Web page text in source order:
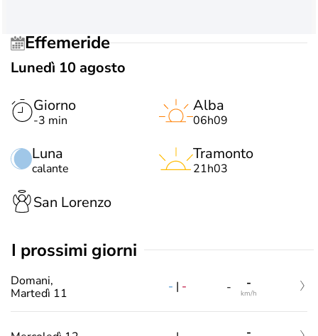
Effemeride
Lunedì 10 agosto
Giorno
-3 min
Luna
calante
Alba
06h09
Tramonto
21h03
San Lorenzo
i prossimi giorni
Domani,
Martedì 11
- | - - -
km/h
-